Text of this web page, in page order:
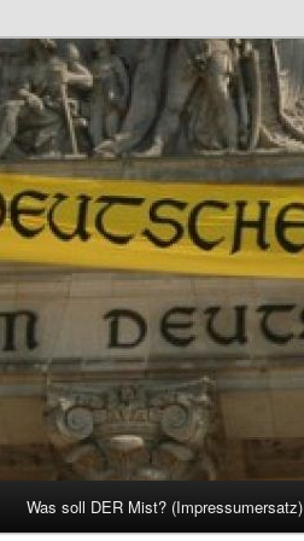
Was soll DER Mist? (Impressumersatz)